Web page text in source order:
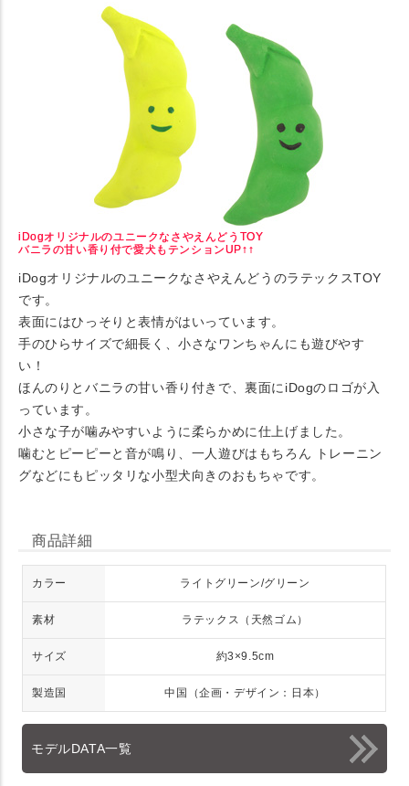
iDogオリジナルのユニークなさやえんどうTOY
バニラの甘い香り付で愛犬もテンションUP↑↑
iDogオリジナルのユニークなさやえんどうのラテックスTOY
です。
表面にはひっそりと表情がはいっています。
手のひらサイズで細長く、小さなワンちゃんにも遊びやす
い！
ほんのりとバニラの甘い香り付きで、裏面にiDogのロゴが入
っています。
小さな子が噛みやすいように柔らかめに仕上げました。
噛むとピーピーと音が鳴り、一人遊びはもちろん トレーニン
グなどにもピッタリな小型犬向きのおもちゃです。
商品詳細
カラー ライトグリーン/グリーン
素材 ラテックス（天然ゴム）
サイズ 約3×9.5cm
製造国 中国（企画・デザイン：日本）
モデルDATA一覧